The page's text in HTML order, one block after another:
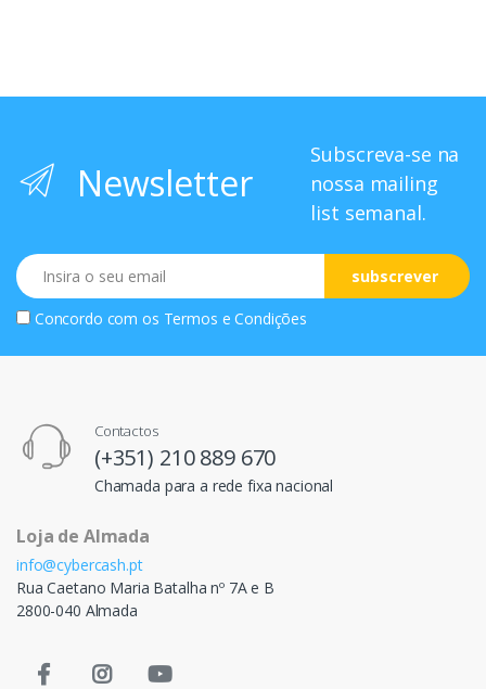
Newsletter
Subscreva-se na
nossa mailing
list semanal.
Email
subscrever
Concordo com os Termos e Condições
Contactos
(+351) 210 889 670
Chamada para a rede fixa nacional
Loja de Almada
info@cybercash.pt
Rua Caetano Maria Batalha nº 7A e B
2800-040 Almada